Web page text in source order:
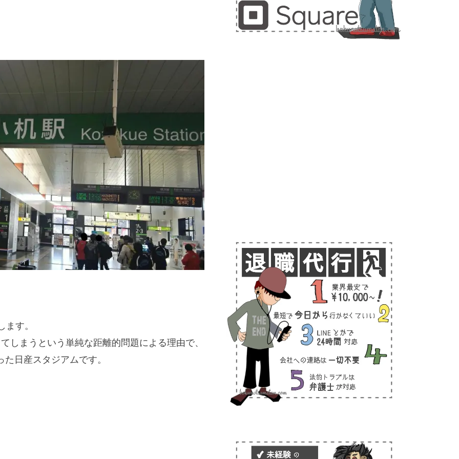
す。
しまうという単純な距離的問題による理由で、
日産スタジアムです。